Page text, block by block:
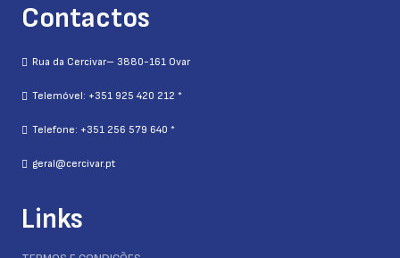
Contactos
Rua da Cercivar– 3880-161 Ovar
Telemóvel: +351 925 420 212 *
Telefone: +351 256 579 640 *
geral@cercivar.pt
Links